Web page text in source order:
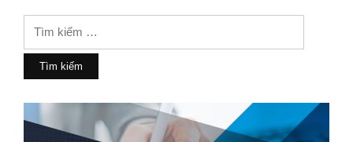
cho: